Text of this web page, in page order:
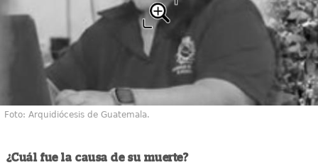
Foto: Arquidiócesis de Guatemala.
¿Cuál fue la causa de su muerte?